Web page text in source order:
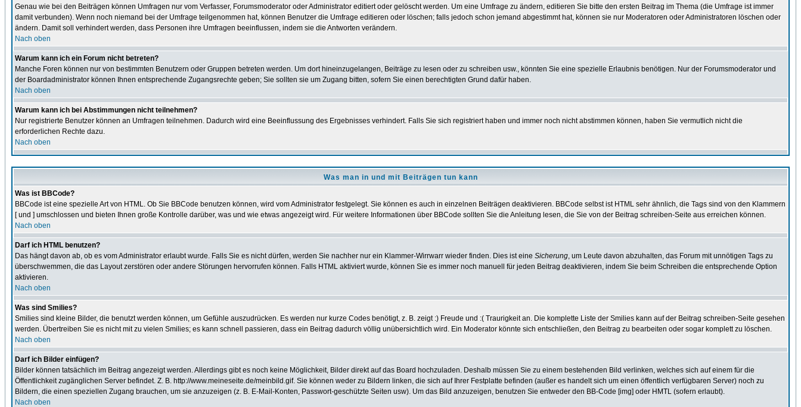
Genau wie bei den Beiträgen können Umfragen nur vom Verfasser, Forumsmoderator oder Administrator editiert oder gelöscht werden. Um eine Umfrage zu ändern, editieren Sie bitte den ersten Beitrag im Thema (die Umfrage ist immer
damit verbunden). Wenn noch niemand bei der Umfrage teilgenommen hat, können Benutzer die Umfrage editieren oder löschen; falls jedoch schon jemand abgestimmt hat, können sie nur Moderatoren oder Administratoren löschen oder
ändern. Damit soll verhindert werden, dass Personen ihre Umfragen beeinflussen, indem sie die Antworten verändern.
Nach oben
Warum kann ich ein Forum nicht betreten?
Manche Foren können nur von bestimmten Benutzern oder Gruppen betreten werden. Um dort hineinzugelangen, Beiträge zu lesen oder zu schreiben usw., könnten Sie eine spezielle Erlaubnis benötigen. Nur der Forumsmoderator und
der Boardadministrator können Ihnen entsprechende Zugangsrechte geben; Sie sollten sie um Zugang bitten, sofern Sie einen berechtigten Grund dafür haben.
Nach oben
Warum kann ich bei Abstimmungen nicht teilnehmen?
Nur registrierte Benutzer können an Umfragen teilnehmen. Dadurch wird eine Beeinflussung des Ergebnisses verhindert. Falls Sie sich registriert haben und immer noch nicht abstimmen können, haben Sie vermutlich nicht die
erforderlichen Rechte dazu.
Nach oben
Was man in und mit Beiträgen tun kann
Was ist BBCode?
BBCode ist eine spezielle Art von HTML. Ob Sie BBCode benutzen können, wird vom Administrator festgelegt. Sie können es auch in einzelnen Beiträgen deaktivieren. BBCode selbst ist HTML sehr ähnlich, die Tags sind von den Klammern
[ und ] umschlossen und bieten Ihnen große Kontrolle darüber, was und wie etwas angezeigt wird. Für weitere Informationen über BBCode sollten Sie die Anleitung lesen, die Sie von der Beitrag schreiben-Seite aus erreichen können.
Nach oben
Darf ich HTML benutzen?
Das hängt davon ab, ob es vom Administrator erlaubt wurde. Falls Sie es nicht dürfen, werden Sie nachher nur ein Klammer-Wirrwarr wieder finden. Dies ist eine Sicherung, um Leute davon abzuhalten, das Forum mit unnötigen Tags zu
überschwemmen, die das Layout zerstören oder andere Störungen hervorrufen können. Falls HTML aktiviert wurde, können Sie es immer noch manuell für jeden Beitrag deaktivieren, indem Sie beim Schreiben die entsprechende Option
aktivieren.
Nach oben
Was sind Smilies?
Smilies sind kleine Bilder, die benutzt werden können, um Gefühle auszudrücken. Es werden nur kurze Codes benötigt, z. B. zeigt :) Freude und :( Traurigkeit an. Die komplette Liste der Smilies kann auf der Beitrag schreiben-Seite gesehen
werden. Übertreiben Sie es nicht mit zu vielen Smilies; es kann schnell passieren, dass ein Beitrag dadurch völlig unübersichtlich wird. Ein Moderator könnte sich entschließen, den Beitrag zu bearbeiten oder sogar komplett zu löschen.
Nach oben
Darf ich Bilder einfügen?
Bilder können tatsächlich im Beitrag angezeigt werden. Allerdings gibt es noch keine Möglichkeit, Bilder direkt auf das Board hochzuladen. Deshalb müssen Sie zu einem bestehenden Bild verlinken, welches sich auf einem für die
Öffentlichkeit zugänglichen Server befindet. Z. B. http://www.meineseite.de/meinbild.gif. Sie können weder zu Bildern linken, die sich auf Ihrer Festplatte befinden (außer es handelt sich um einen öffentlich verfügbaren Server) noch zu
Bildern, die einen speziellen Zugang brauchen, um sie anzuzeigen (z. B. E-Mail-Konten, Passwort-geschützte Seiten usw). Um das Bild anzuzeigen, benutzen Sie entweder den BB-Code [img] oder HMTL (sofern erlaubt).
Nach oben